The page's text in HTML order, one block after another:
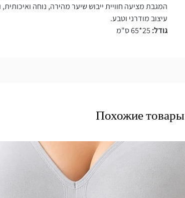
המגבת מציעה חוויית ייבוש שיער מהירה, נוחה ואיכותית,
עיצוב מודרני וטבע.
גודל:
Похожие товары